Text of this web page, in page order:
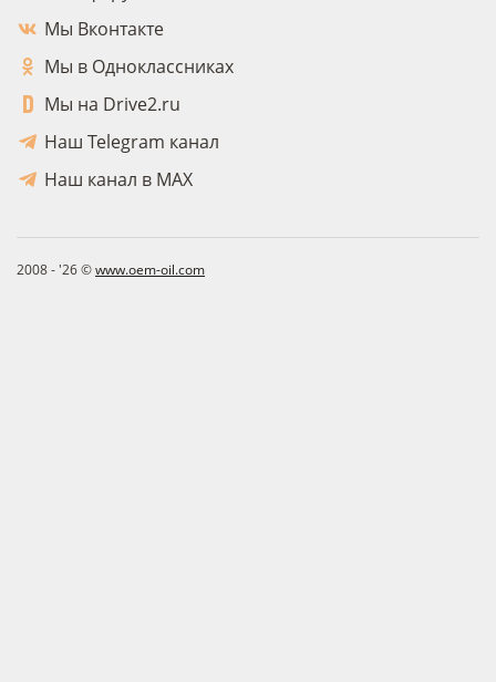
Мы Вконтакте
Мы в Одноклассниках
Мы на Drive2.ru
Наш Telegram канал
Наш канал в MAX
2008 - '26 ©www.oem-oil.com